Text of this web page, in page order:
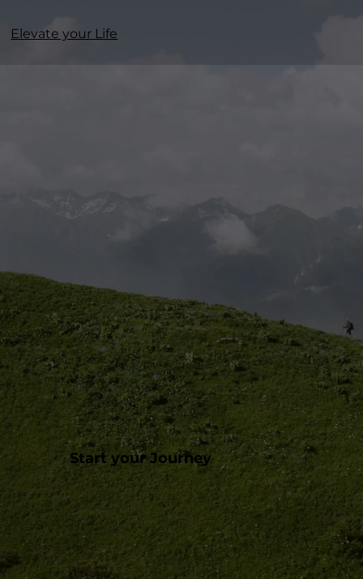
Elevate your Life
Start your Journey